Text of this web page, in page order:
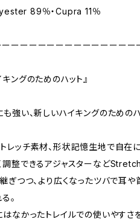
89％・Cupra 11％
ーーーーーーーーーーーーーー
ングのためのハット』
強い、新しいハイキングのためのハ
レッチ素材、形状記憶生地で自在
調整できるアジャスターなど
ぎつつ、より広くなったツバで耳や
。
はなかったトレイルでの使いやすさ